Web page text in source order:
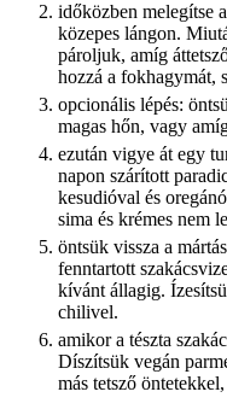
időközben melegítse
közepes lángon.
pároljuk, amíg
hozzá a fokhagymát,
opcionális lépés:
magas hőn, vagy
ezután vigye át egy
napon szárított
kesudióval és
sima és krémes nem
öntsük vissza a
fenntartott
kívánt állagig.
chilivel.
amikor a tészta
Díszítsük vegán
más tetsző